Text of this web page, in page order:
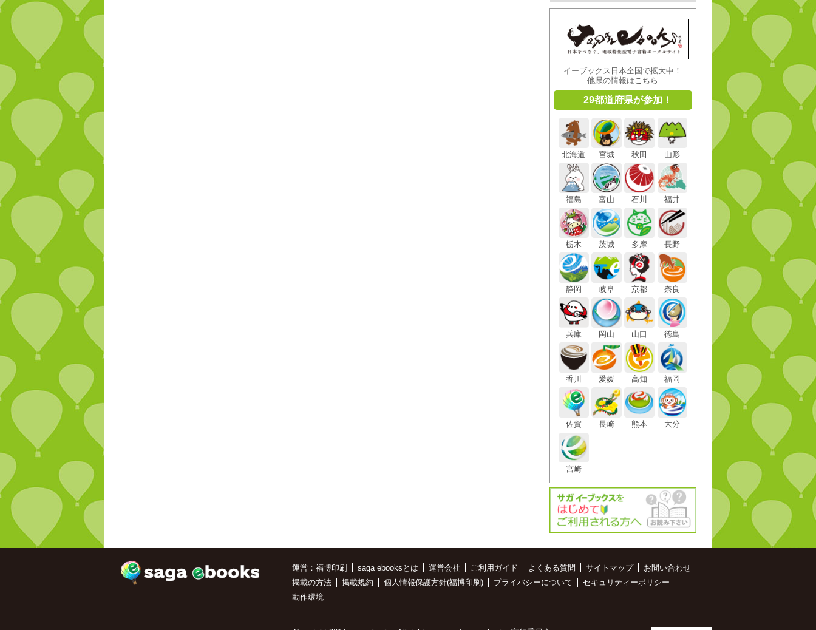
イーブックス日本全国で拡大中！
他県の情報はこちら
29都道府県が参加！
北海道 宮城 秋田 山形
福島 富山 石川 福井
栃木 茨城 多摩 長野
静岡 岐阜 京都 奈良
兵庫 岡山 山口 徳島
香川 愛媛 高知 福岡
佐賀 長崎 熊本 大分
宮崎
運営：福博印刷 saga ebooksとは 運営会社 ご利用ガイド よくある質問 サイトマップ
お問い合わせ
掲載の方法
掲載規約 個人情報保護方針(福博印刷) プライバシーについて
セキュリティーポリシー
動作環境